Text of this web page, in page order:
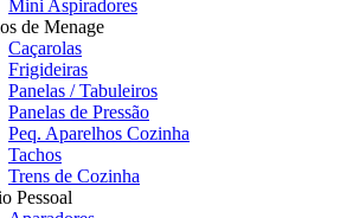
Mini Aspiradores
de Menage
Caçarolas
Frigideiras
Panelas / Tabuleiros
Panelas de Pressão
Peq. Aparelhos Cozinha
Tachos
Trens de Cozinha
Pessoal